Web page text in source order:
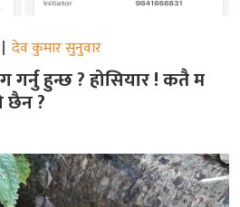
देव कुमार सुनुवार
गर्नु हुन्छ ? होसियार ! कतै म
छैन ?